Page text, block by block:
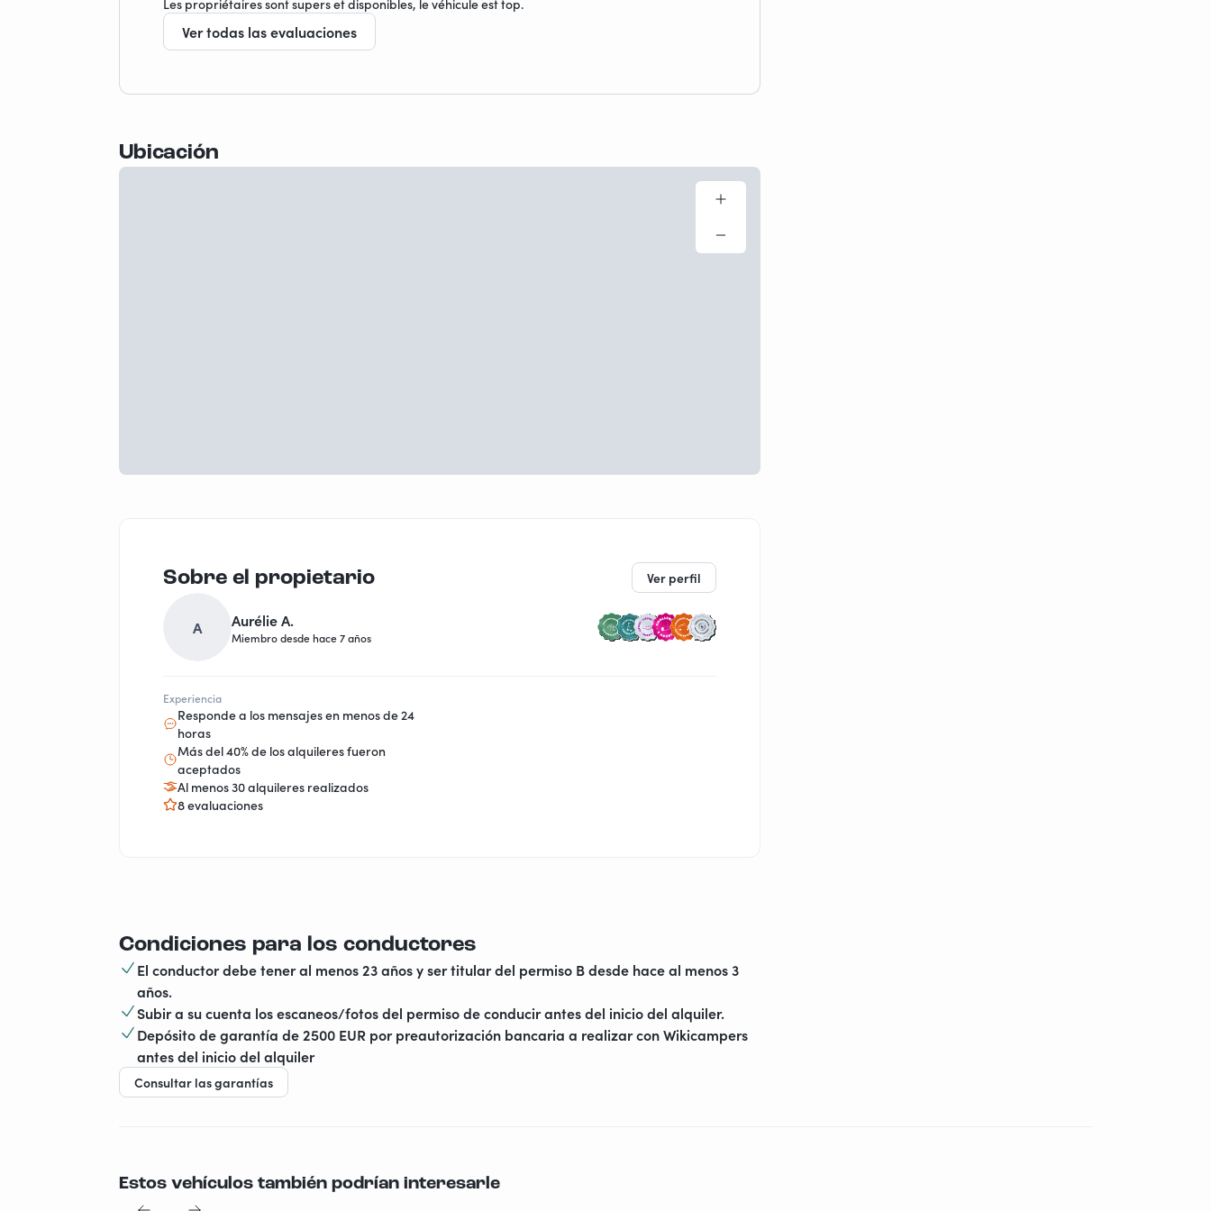
Ver todas las evaluaciones
Ubicación
Sobre el propietario Ver perfil
A Aurélie A.
Miembro desde hace 7 años
Experiencia
Responde a los mensajes en menos de 24
horas
Más del 40% de los alquileres fueron
aceptados
Al menos 30 alquileres realizados
8 evaluaciones
Condiciones para los conductores
El conductor debe tener al menos 23 años y ser titular del permiso B desde hace al menos 3
años.
Subir a su cuenta los escaneos/fotos del permiso de conducir antes del inicio del alquiler.
Depósito de garantía de 2500 EUR por preautorización bancaria a realizar con Wikicampers
antes del inicio del alquiler
Consultar las garantías
Estos vehículos también podrían interesarle